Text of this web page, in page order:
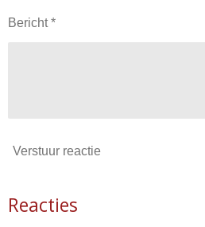
Bericht *
Verstuur reactie
Reacties